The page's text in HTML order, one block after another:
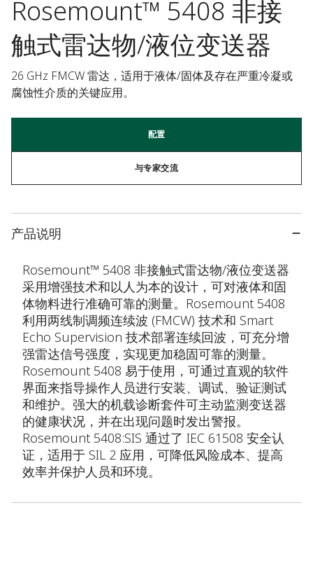
Rosemount™ 5408 非接
触式雷达物/液位变送器
26 GHz FMCW 雷达，适用于液体/固体及存在严重冷凝或
腐蚀性介质的关键应用。
配置
与专家交流
产品说明
Rosemount™ 5408 非接触式雷达物/液位变送器
采用增强技术和以人为本的设计，可对液体和固
体物料进行准确可靠的测量。Rosemount 5408
利用两线制调频连续波 (FMCW) 技术和 Smart
Echo Supervision 技术部署连续回波，可充分增
强雷达信号强度，实现更加稳固可靠的测量。
Rosemount 5408 易于使用，可通过直观的软件
界面来指导操作人员进行安装、调试、验证测试
和维护。强大的机载诊断套件可主动监测变送器
的健康状况，并在出现问题时发出警报。
Rosemount 5408:SIS 通过了 IEC 61508 安全认
证，适用于 SIL 2 应用，可降低风险成本、提高
效率并保护人员和环境。